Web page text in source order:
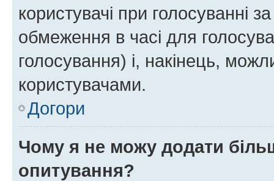
користувачі при голосуванні
обмеження в часі для
голосування) і, накінець,
користувачами.
Догори
Чому я не можу додати
опитування?